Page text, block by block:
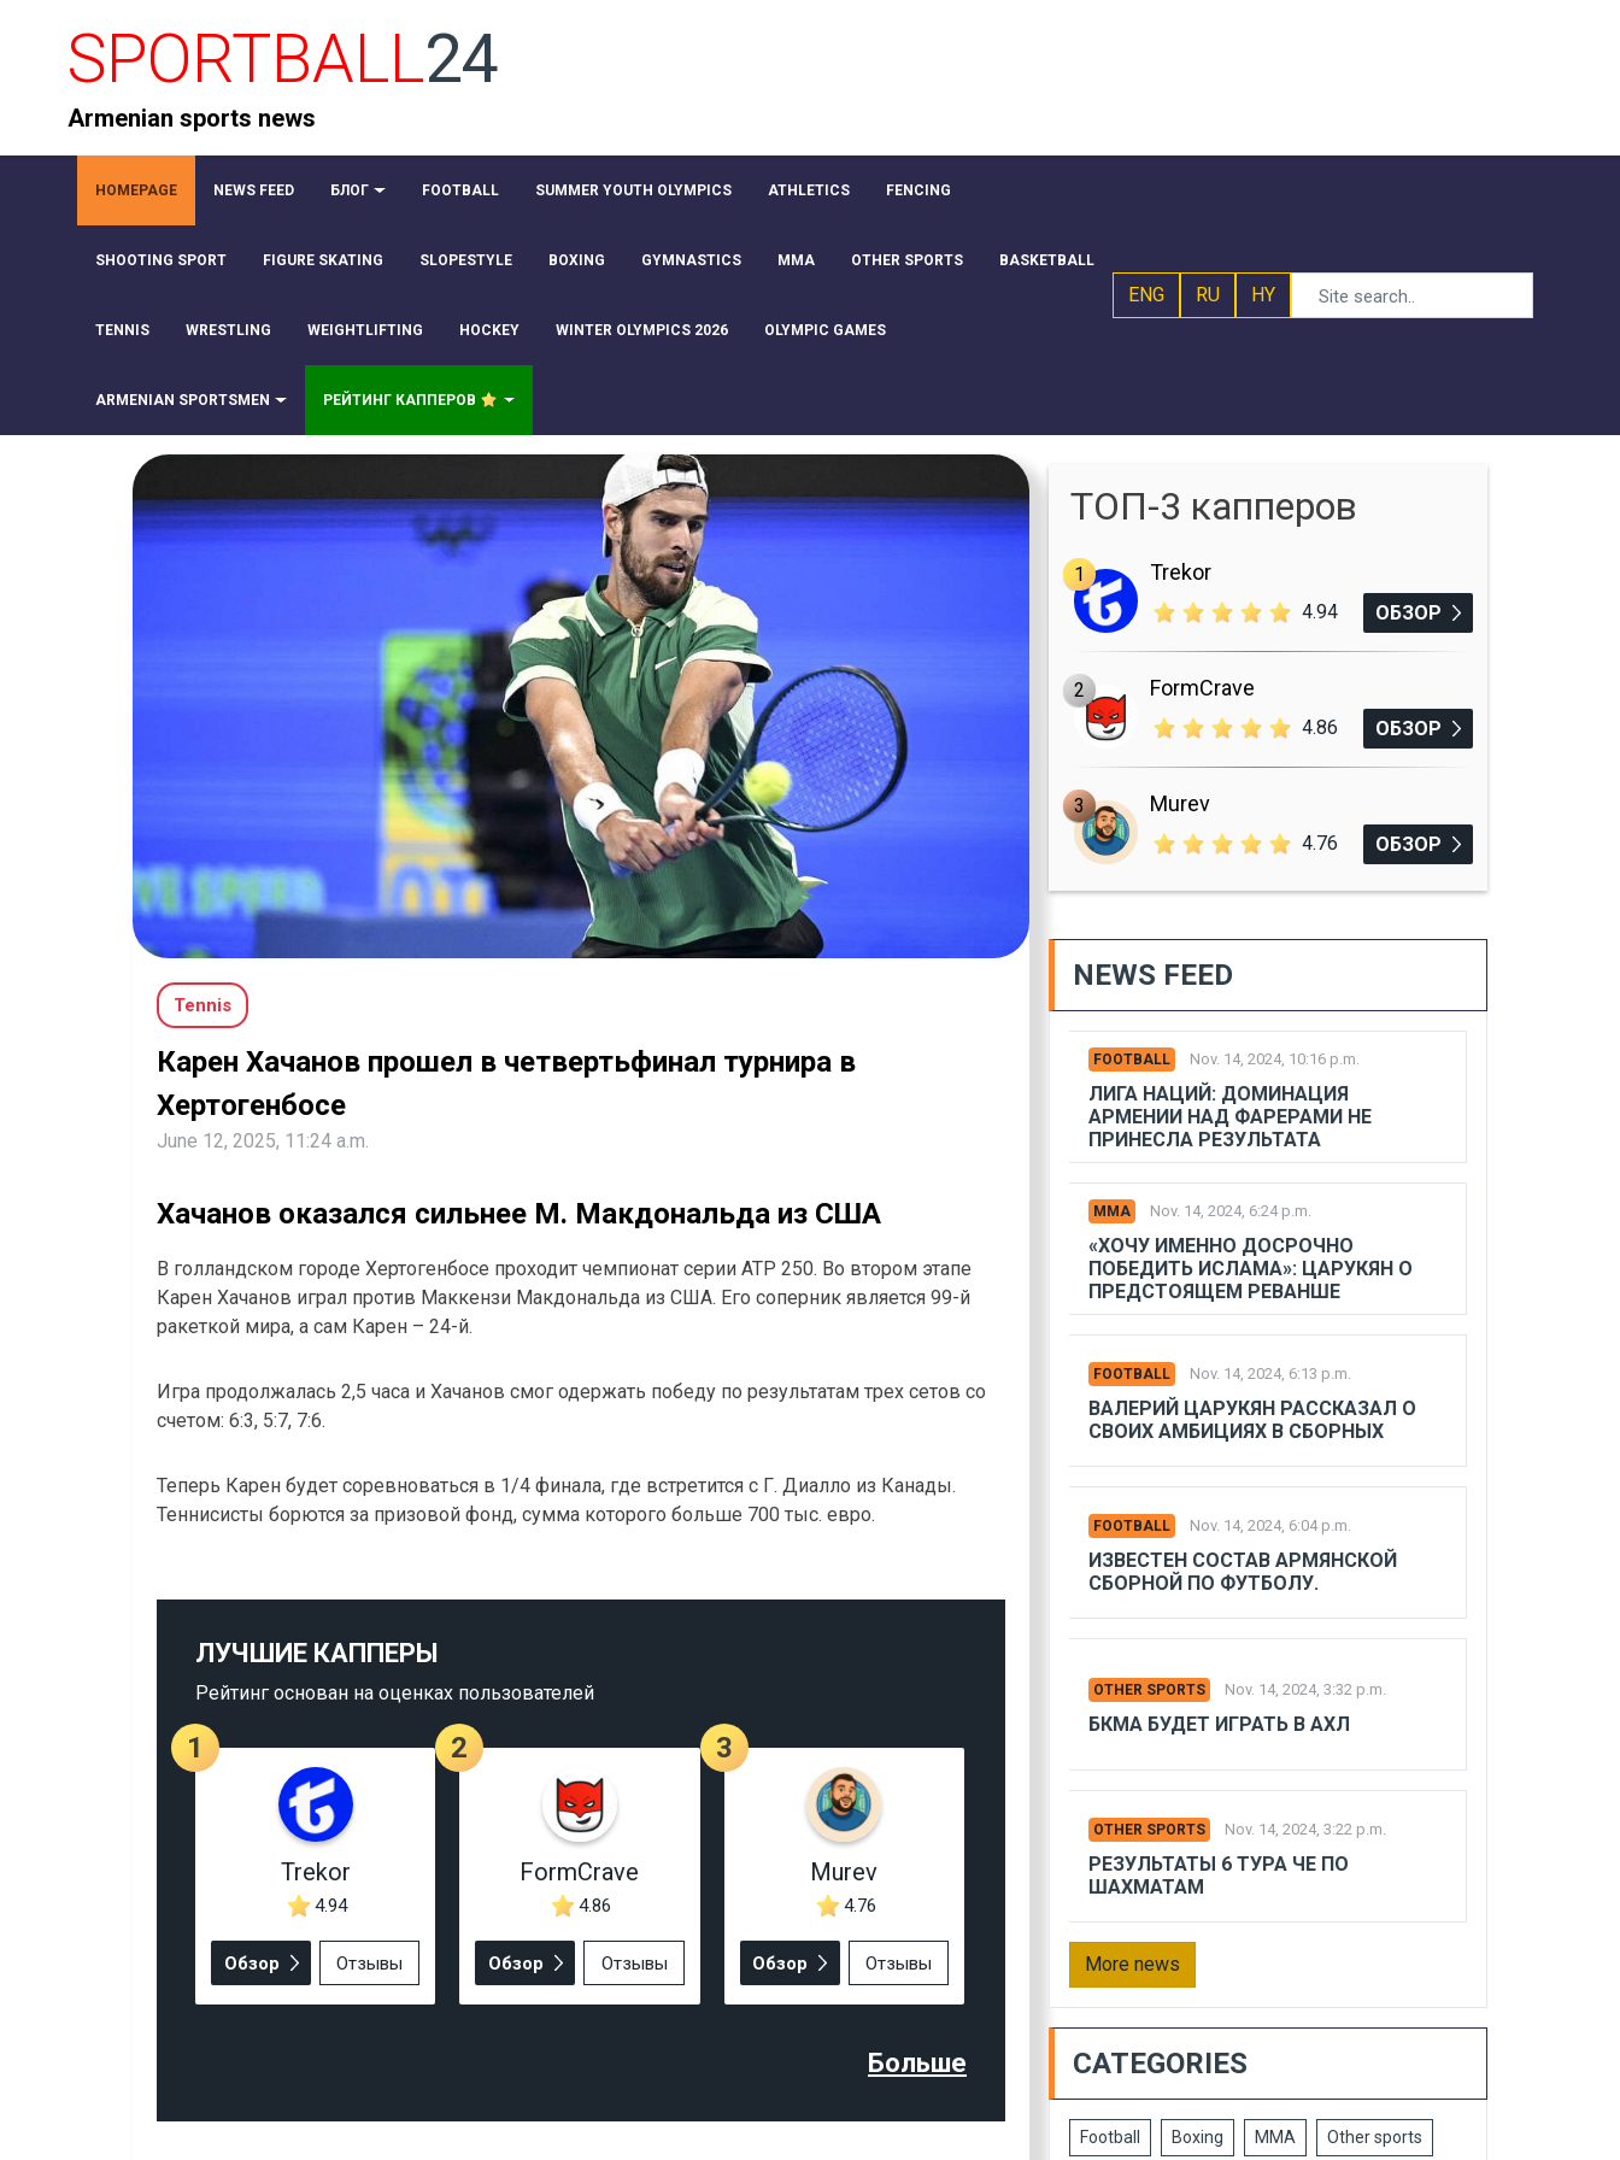
SPORTBALL24
Armenian sports news
HOMEPAGE NEWS FEED БЛОГ FOOTBALL SUMMER YOUTH OLYMPICS ATHLETICS FENCING
SHOOTING SPORT FIGURE SKATING SLOPESTYLE BOXING GYMNASTICS MMA OTHER SPORTS BASKETBALL
TENNIS WRESTLING WEIGHTLIFTING HOCKEY WINTER OLYMPICS 2026 OLYMPIC GAMES
ARMENIAN SPORTSMEN РЕЙТИНГ КАППЕРОВ
ENG RU HY
Tennis
Карен Хачанов прошел в четвертьфинал турнира в
Хертогенбосе
June 12, 2025, 11:24 a.m.
Хачанов оказался сильнее М. Макдональда из США
В голландском городе Хертогенбосе проходит чемпионат серии АТР 250. Во втором этапе
Карен Хачанов играл против Маккензи Макдональда из США. Его соперник является 99-й
ракеткой мира, а сам Карен – 24-й.
Игра продолжалась 2,5 часа и Хачанов смог одержать победу по результатам трех сетов со
счетом: 6:3, 5:7, 7:6.
Теперь Карен будет соревноваться в 1/4 финала, где встретится с Г. Диалло из Канады.
Теннисисты борются за призовой фонд, сумма которого больше 700 тыс. евро.
ЛУЧШИЕ КАППЕРЫ
Рейтинг основан на оценках пользователей
1
Trekor
4.94
Обзор Отзывы
2
FormCrave
4.86
Обзор Отзывы
3
Murev
4.76
Обзор Отзывы
Больше
ТОП-3 капперов
1 Trekor
4.94 ОБЗОР
2 FormCrave
4.86 ОБЗОР
3 Murev
4.76 ОБЗОР
NEWS FEED
FOOTBALL Nov. 14, 2024, 10:16 p.m.
ЛИГА НАЦИЙ: ДОМИНАЦИЯ
АРМЕНИИ НАД ФАРЕРАМИ НЕ
ПРИНЕСЛА РЕЗУЛЬТАТА
MMA Nov. 14, 2024, 6:24 p.m.
«ХОЧУ ИМЕННО ДОСРОЧНО
ПОБЕДИТЬ ИСЛАМА»: ЦАРУКЯН О
ПРЕДСТОЯЩЕМ РЕВАНШЕ
FOOTBALL Nov. 14, 2024, 6:13 p.m.
ВАЛЕРИЙ ЦАРУКЯН РАССКАЗАЛ О
СВОИХ АМБИЦИЯХ В СБОРНЫХ
FOOTBALL Nov. 14, 2024, 6:04 p.m.
ИЗВЕСТЕН СОСТАВ АРМЯНСКОЙ
СБОРНОЙ ПО ФУТБОЛУ.
OTHER SPORTS Nov. 14, 2024, 3:32 p.m.
БКМА БУДЕТ ИГРАТЬ В АХЛ
OTHER SPORTS Nov. 14, 2024, 3:22 p.m.
РЕЗУЛЬТАТЫ 6 ТУРА ЧЕ ПО
ШАХМАТАМ
More news
CATEGORIES
Football Boxing MMA Other sports